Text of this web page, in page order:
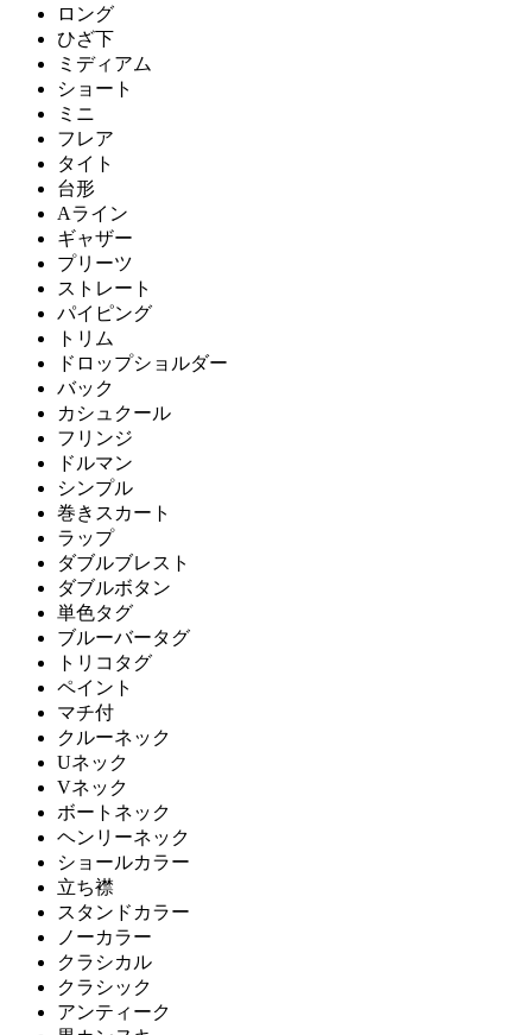
ロング
ひざ下
ミディアム
ショート
ミニ
フレア
タイト
台形
Aライン
ギャザー
プリーツ
ストレート
パイピング
トリム
ドロップショルダー
バック
カシュクール
フリンジ
ドルマン
シンプル
巻きスカート
ラップ
ダブルブレスト
ダブルボタン
単色タグ
ブルーバータグ
トリコタグ
ペイント
マチ付
クルーネック
Uネック
Vネック
ボートネック
ヘンリーネック
ショールカラー
立ち襟
スタンドカラー
ノーカラー
クラシカル
クラシック
アンティーク